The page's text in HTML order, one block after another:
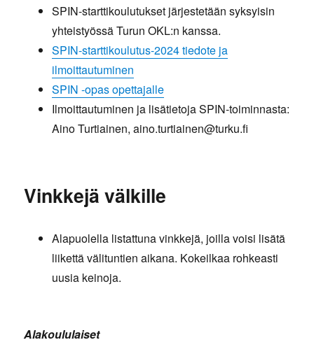
SPIN-starttikoulutukset järjestetään syksyisin
yhteistyössä Turun OKL:n kanssa.
SPIN-starttikoulutus-2024 tiedote ja
ilmoittautuminen
SPIN -opas opettajalle
Ilmoittautuminen ja lisätietoja SPIN-toiminnasta:
Aino Turtiainen, aino.turtiainen@turku.fi
Vinkkejä välkille
Alapuolella listattuna vinkkejä, joilla voisi lisätä
liikettä välituntien aikana. Kokeilkaa rohkeasti
uusia keinoja.
Alakoululaiset